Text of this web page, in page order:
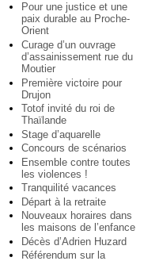
Pour une justice et une
paix durable au Proche-
Orient
Curage d’un ouvrage
d’assainissement rue du
Moutier
Première victoire pour
Drujon
Totof invité du roi de
Thaïlande
Stage d’aquarelle
Concours de scénarios
Ensemble contre toutes
les violences !
Tranquilité vacances
Départ à la retraite
Nouveaux horaires dans
les maisons de l’enfance
Décès d’Adrien Huzard
Référendum sur la